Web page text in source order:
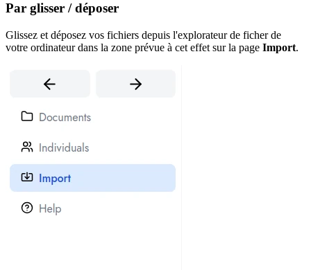
Par glisser / déposer
Glissez et déposez vos fichiers depuis l'explorateur de ficher de
votre ordinateur dans la zone prévue à cet effet sur la page Import.